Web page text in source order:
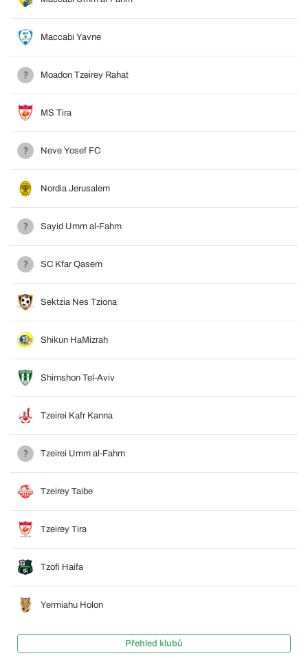
Maccabi Yavne
Moadon Tzeirey Rahat
MS Tira
Neve Yosef FC
Nordia Jerusalem
Sayid Umm al-Fahm
SC Kfar Qasem
Sektzia Nes Tziona
Shikun HaMizrah
Shimshon Tel-Aviv
Tzeirei Kafr Kanna
Tzeirei Umm al-Fahm
Tzeirey Taibe
Tzeirey Tira
Tzofi Haifa
Yermiahu Holon
Přehled klubů